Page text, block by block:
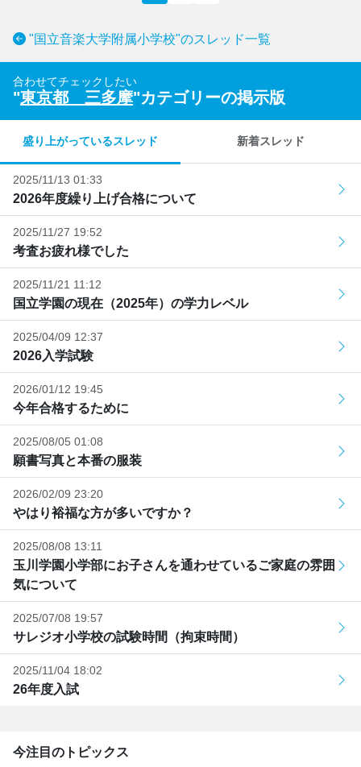
"国立音楽大学附属小学校"のスレッド一覧
合わせてチェックしたい
"東京都 三多摩"カテゴリーの掲示版
盛り上がっているスレッド 新着スレッド
2025/11/13 01:33
2026年度繰り上げ合格について
2025/11/27 19:52
考査お疲れ様でした
2025/11/21 11:12
国立学園の現在（2025年）の学力レベル
2025/04/09 12:37
2026入学試験
2026/01/12 19:45
今年合格するために
2025/08/05 01:08
願書写真と本番の服装
2026/02/09 23:20
やはり裕福な方が多いですか？
2025/08/08 13:11
玉川学園小学部にお子さんを通わせているご家庭の雰囲
気について
2025/07/08 19:57
サレジオ小学校の試験時間（拘束時間）
2025/11/04 18:02
26年度入試
今注目のトピックス